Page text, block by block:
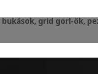
grid gorl-ök,